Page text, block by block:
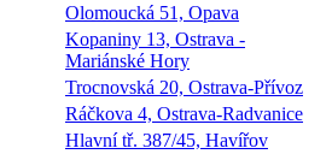
Olomoucká 51, Opava
Kopaniny 13, Ostrava -
Mariánské Hory
Trocnovská 20, Ostrava-Přívoz
Ráčkova 4, Ostrava-Radvanice
Hlavní tř. 387/45, Havířov